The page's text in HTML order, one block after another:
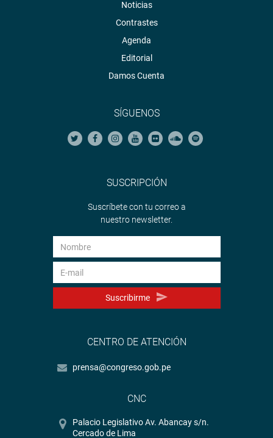
Noticias
Contrastes
Agenda
Editorial
Damos Cuenta
SÍGUENOS
SUSCRIPCIÓN
Suscríbete con tu correo a
nuestro newsletter.
Suscribirme
CENTRO DE ATENCIÓN
prensa@congreso.gob.pe
CNC
Palacio Legislativo Av. Abancay s/n.
Cercado de Lima